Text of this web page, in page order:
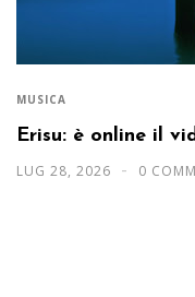
MUSICA
Erisu: è online il
LUG 28, 2026 0